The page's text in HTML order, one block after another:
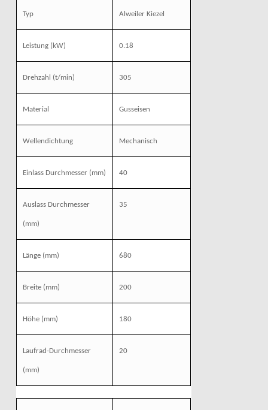
Typ Alweiler Kiezel
Leistung(kW) 0.18
Drehzahl (t/min) 305
Material Gusseisen
Wellendichtung Mechanisch
Einlass Durchmesser(mm) 40
Auslass Durchmesser
(mm)
35
Länge(mm) 680
Breite(mm) 200
Höhe(mm) 180
Laufrad-Durchmesser
(mm)
20